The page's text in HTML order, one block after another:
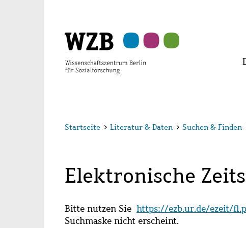
Startseite > Literatur & Daten > Suchen & Finden
Elektronische
Bitte nutzen Sie https://ezb.ur.de/ezeit/
Suchmaske nicht erscheint.